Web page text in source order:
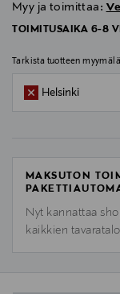
Myy ja toimittaa:
TOIMITUSAIKA 6-8
Tarkista tuotteen
Helsinki
MAKSUTON
Nyt kannattaa
kaikkien